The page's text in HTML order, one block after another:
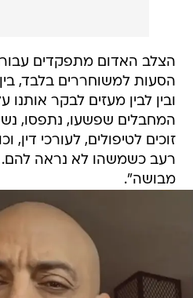
הצלב האדום מתפקדים
הסעות למשוחררים בלבד,
ובין לבין מעזים לבקר
המחבלים שפשעו, נתפסו,
זוכים לטיפולים, לעורכי דין,
רעב כשמשהו לא נראה
מבושה".